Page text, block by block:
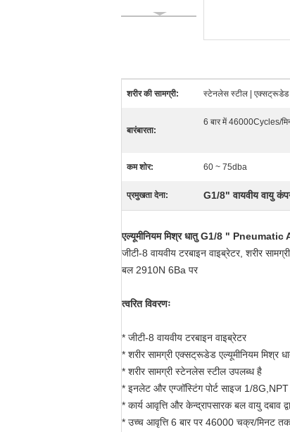
शरीर की सामग्री: स्टेनलेस स्टील | एक्सट्रूडेड
बारंबारता:
6 बार में 46000Cycles/
कम शोर: 60 ~ 75dba
प्रमुखता देना: G1/8" वायवीय वायु
एल्यूमीनियम मिश्र धातु G1/8 "
जीटी-8 वायवीय टरबाइन वाइब्रेटर, शरीर
बल 2910N 6Ba पर
त्वरित विवरणः
* जीटी-8 वायवीय टरबाइन वाइब्रेटर
* शरीर सामग्री एक्सट्रूडेड एल्यूमीनियम मिश्र
* शरीर सामग्री स्टेनलेस स्टील उपलब्ध है
* इनलेट और एग्जॉस्टिंग पोर्ट साइज 1/8G,NPT
* कार्य आवृत्ति और केन्द्रापसारक बल वायु दबाव
* उच्च आवृत्ति 6 बार पर 46000 चक्र/मिनट तक